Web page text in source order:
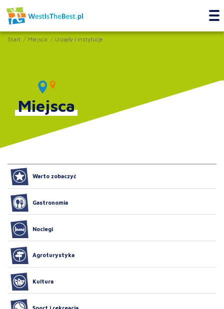
Start Miejsca Urzędy i instytucje
Miejsca
Warto zobaczyć
Gastronomia
Noclegi
Agroturystyka
Kultura
Sport i rekreacja